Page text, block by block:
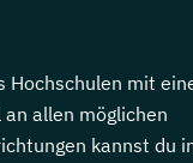
Hochschulen mit
an allen möglichen
kannst du